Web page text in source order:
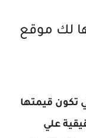
لك موقع
تكون قيمتها
علي